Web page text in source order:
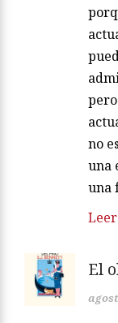
no
una
una
El